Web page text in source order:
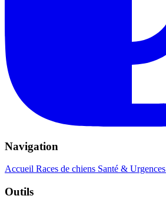
Navigation
Accueil Races de chiens Santé & Urgences
Outils